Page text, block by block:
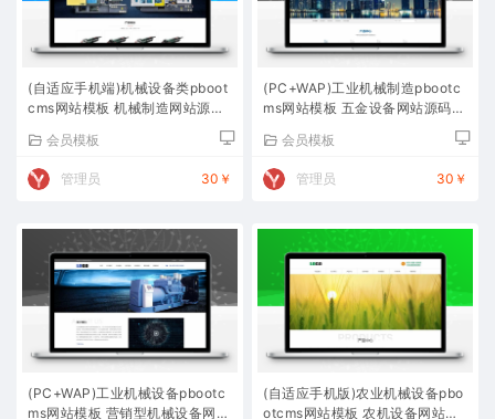
(自适应手机端)机械设备类pboot
cms网站模板 机械制造网站源码
会员模板
管理员 30￥
(PC+WAP)工业机械制造pbootc
ms网站模板 五金设备网站源码下
会员模板
管理员 30￥
(PC+WAP)工业机械设备pbootc
ms网站模板 营销型机械设备网站
(自适应手机版)农业机械设备pbo
otcms网站模板 农机设备网站源